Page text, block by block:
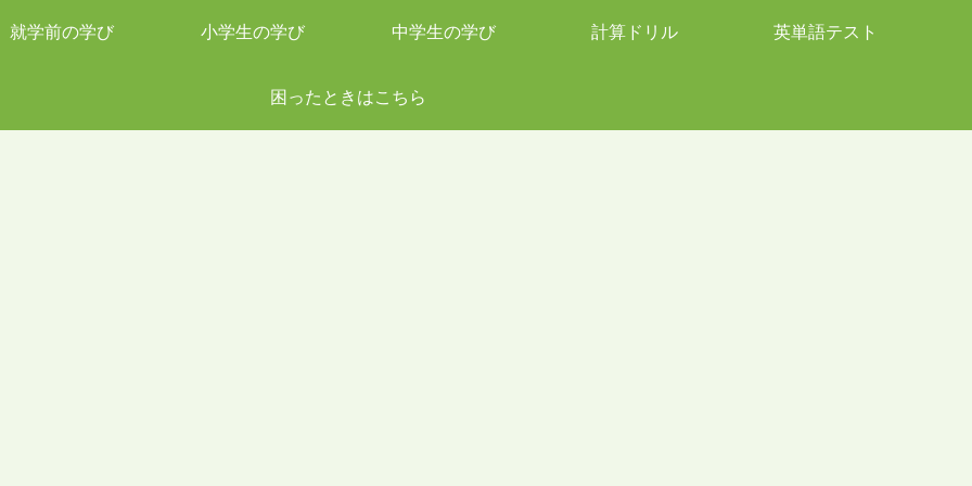
就学前の学び 小学生の学び 中学生の学び 計算ドリル 英単語テスト
困ったときはこちら